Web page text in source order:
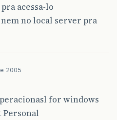
acessa-lo
no local server pra
2005
for windows
Personal